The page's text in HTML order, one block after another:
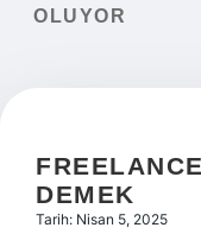
OLUYOR
DEMEK
Tarih: Nisan 5, 2025